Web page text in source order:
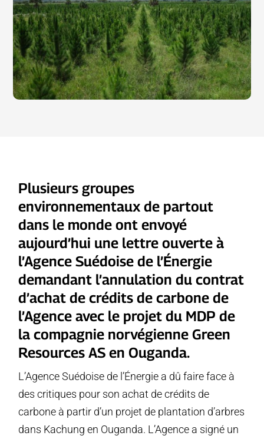
Plusieurs groupes
environnementaux de partout
dans le monde ont envoyé
aujourd’hui une lettre ouverte à
l’Agence Suédoise de l’Énergie
demandant l’annulation du contrat
d’achat de crédits de carbone de
l’Agence avec le projet du MDP de
la compagnie norvégienne Green
Resources AS en Ouganda.
L’Agence Suédoise de l’Énergie a dû faire face à
des critiques pour son achat de crédits de
carbone à partir d’un projet de plantation d’arbres
dans Kachung en Ouganda. L’Agence a signé un